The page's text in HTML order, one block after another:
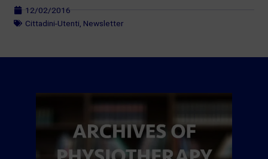
12/02/2016
Cittadini-Utenti Newsletter